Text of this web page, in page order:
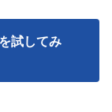
試してみ